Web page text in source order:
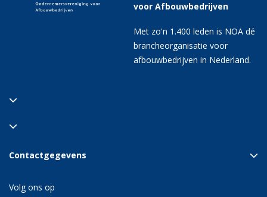
voor Afbouwbedrijven
Met zo'n 1.400 leden is NOA dé
brancheorganisatie voor
afbouwbedrijven in Nederland.
Contactgegevens
Volg ons op